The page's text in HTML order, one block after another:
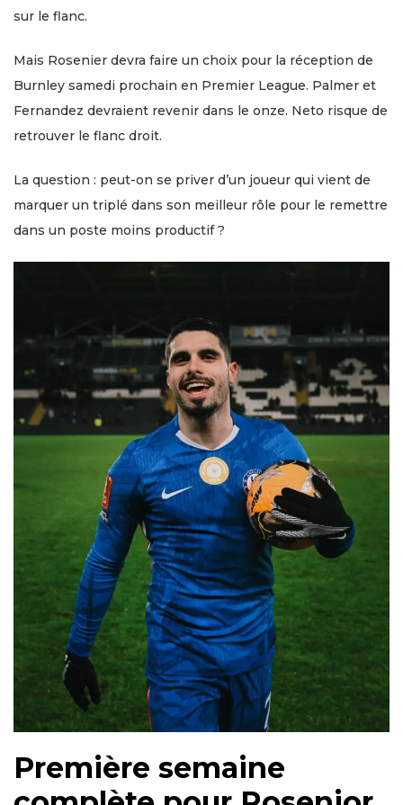
sur le flanc.
Mais Rosenier devra faire un choix pour la réception de
Burnley samedi prochain en Premier League. Palmer et
Fernandez devraient revenir dans le onze. Neto risque de
retrouver le flanc droit.
La question : peut-on se priver d’un joueur qui vient de
marquer un triplé dans son meilleur rôle pour le remettre
dans un poste moins productif ?
Première semaine